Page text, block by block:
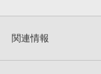
★5
★4
KONTAKTフォーマット
でお使いいただけます
関連情報